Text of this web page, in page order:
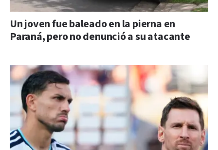
Un joven fue baleado en la pierna en
Paraná, pero no denunció a su atacante